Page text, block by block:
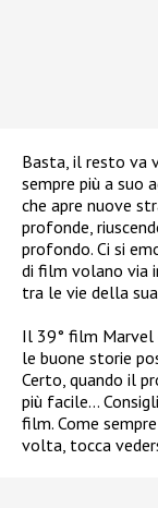
Basta, il resto va
sempre più a suo
che apre nuove
profonde,
profondo. Ci si
di film volano via
tra le vie della
Il 39° film Marvel
le buone storie
Certo, quando il
più facile…
film. Come
volta, tocca